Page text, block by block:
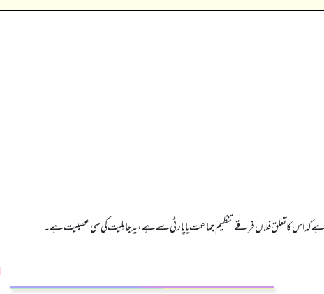
اس کا تعلق فلاں فرقے تنظیم جماعت یا پارٹی سے ہے، یہ جاہلیت کی سی عصبیت ہے۔